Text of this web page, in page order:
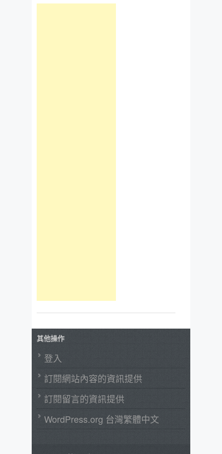
其他操作
登入
訂閱網站內容的資訊提供
訂閱留言的資訊提供
WordPress.org 台灣繁體中文